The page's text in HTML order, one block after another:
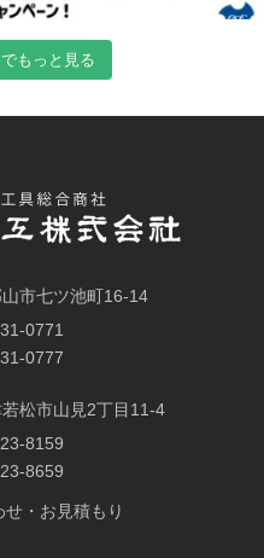
もっと見る
市七ツ池町16-14
0771
0777
松市山見2丁目11-4
8159
8659
せ・お見積もり